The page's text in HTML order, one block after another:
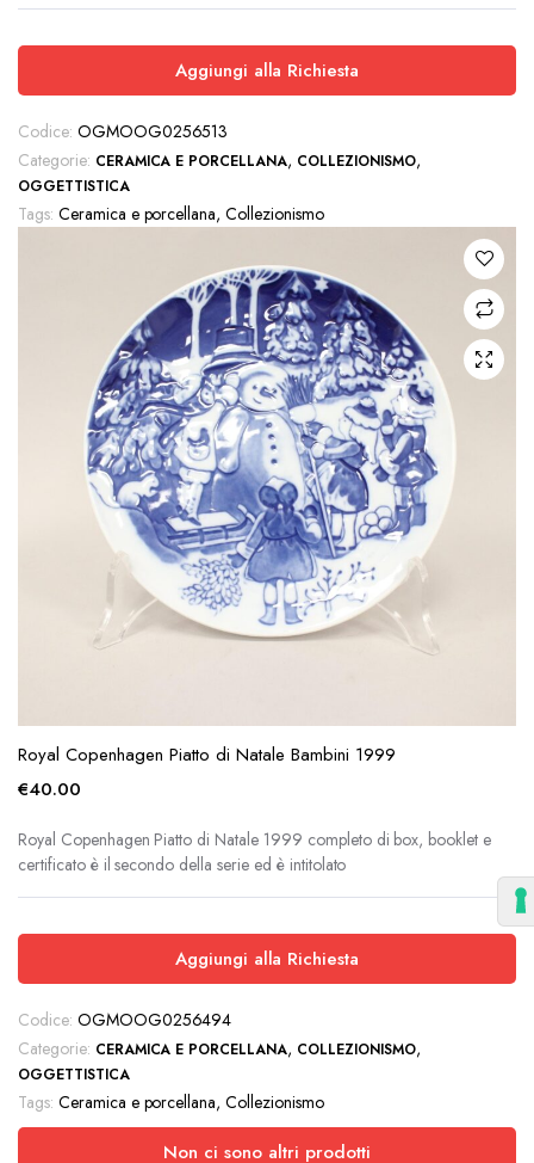
Aggiungi alla Richiesta
Codice: OGMOOG0256513
Categorie: CERAMICA E PORCELLANA, COLLEZIONISMO,
OGGETTISTICA
Tags: Ceramica e porcellana,Collezionismo
Royal Copenhagen Piatto di Natale Bambini 1999
€40.00
Royal Copenhagen Piatto di Natale 1999 completo di box, booklet e
certificato è il secondo della serie ed è intitolato
Aggiungi alla Richiesta
Codice: OGMOOG0256494
Categorie: CERAMICA E PORCELLANA, COLLEZIONISMO,
OGGETTISTICA
Tags: Ceramica e porcellana,Collezionismo
Non ci sono altri prodotti